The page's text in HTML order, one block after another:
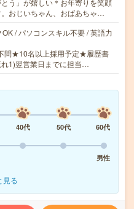
う」が嬉しい＊お年寄りを笑顔
おじいちゃん、おばあちゃ…
/ パソコンスキル不要 / 英語力
問★10名以上採用予定★履歴書
1)翌営業日までに担当…
40代 50代
60代
男性
見る